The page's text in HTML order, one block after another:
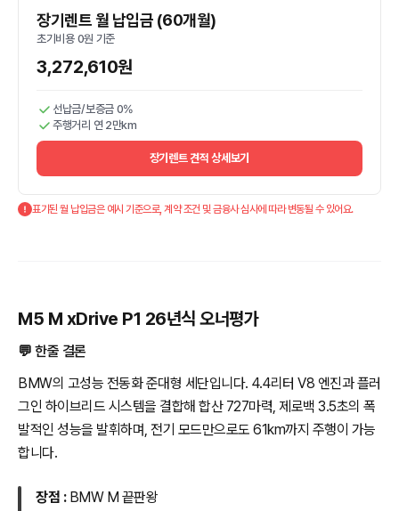
장기렌트 월 납입금 (60개월)
초기비용 0원 기준
3,272,610원
선납금/보증금 0%
주행거리 연 2만km
장기렌트 견적 상세보기
표기된 월 납입금은 예시 기준으로, 계약 조건 및 금융사 심사에 따라 변동될 수 있어요.
M5 M xDrive P1 26년식 오너평가
💬 한줄 결론
BMW의 고성능 전동화 준대형 세단입니다. 4.4리터 V8 엔진과 플러
그인 하이브리드 시스템을 결합해 합산 727마력, 제로백 3.5초의 폭
발적인 성능을 발휘하며, 전기 모드만으로도 61km까지 주행이 가능
합니다.
장점 : BMW M 끝판왕